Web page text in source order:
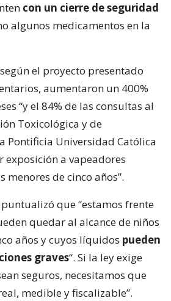
con un cierre de seguridad
algunos medicamentos en la
el proyecto presentado
aumentaron un 400%
“y el 84% de las consultas al
Toxicológica y de
Pontificia Universidad Católica
exposición a vapeadores
menores de cinco años”.
que “estamos frente
quedar al alcance de niños
años y cuyos líquidos pueden
graves“. Si la ley exige
seguros, necesitamos que
medible y fiscalizable”.